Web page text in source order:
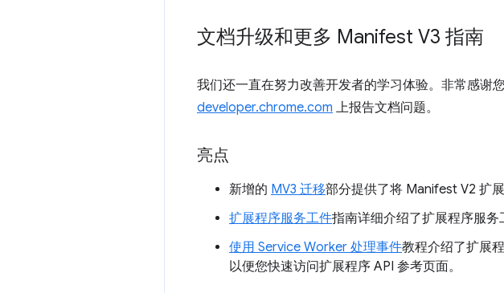
文档升级和更多 Manifest V3 指南
我们还一直在努力改善开发者的学习体验。非常感谢
developer.chrome.com 上报告文档问题。
亮点
新增的 MV3 迁移部分提供了将 Manifest V2 扩
扩展程序服务工件指南详细介绍了扩展程序服务
使用 Service Worker 处理事件教程介绍了扩展
以便您快速访问扩展程序 API 参考页面。